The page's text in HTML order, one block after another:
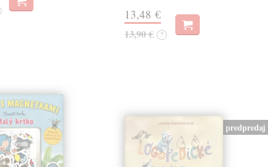
13,48 €
13,90 € ?
predpredaj